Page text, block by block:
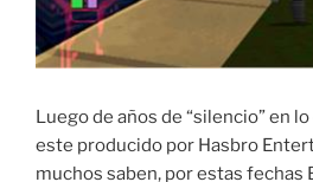
Luego de años de “silencio” en
este producido por Hasbro
muchos saben, por estas fechas